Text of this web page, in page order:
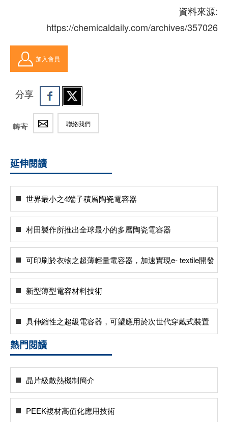
資料來源:
https://chemicaldaily.com/archives/357026
加入會員
分享
轉寄 聯絡我們
延伸閱讀
世界最小之4端子積層陶瓷電容器
村田製作所推出全球最小的多層陶瓷電容器
可印刷於衣物之超薄輕量電容器，加速實現e- textile開發
新型薄型電容材料技術
具伸縮性之超級電容器，可望應用於次世代穿戴式裝置
熱門閱讀
晶片級散熱機制簡介
PEEK複材高值化應用技術